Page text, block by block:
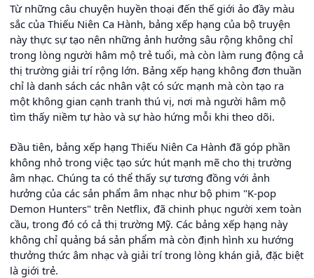
Từ những câu chuyện huyền thoại đến thế giới ảo đầy màu
sắc của Thiếu Niên Ca Hành, bảng xếp hạng của bộ truyện
này thực sự tạo nên những ảnh hưởng sâu rộng không chỉ
trong lòng người hâm mộ trẻ tuổi, mà còn làm rung động cả
thị trường giải trí rộng lớn. Bảng xếp hạng không đơn thuần
chỉ là danh sách các nhân vật có sức mạnh mà còn tạo ra
một không gian cạnh tranh thú vị, nơi mà người hâm mộ
tìm thấy niềm tự hào và sự hào hứng mỗi khi theo dõi.
Đầu tiên, bảng xếp hạng Thiếu Niên Ca Hành đã góp phần
không nhỏ trong việc tạo sức hút mạnh mẽ cho thị trường
âm nhạc. Chúng ta có thể thấy sự tương đồng với ảnh
hưởng của các sản phẩm âm nhạc như bộ phim "K-pop
Demon Hunters" trên Netflix, đã chinh phục người xem toàn
cầu, trong đó có cả thị trường Mỹ. Các bảng xếp hạng này
không chỉ quảng bá sản phẩm mà còn định hình xu hướng
thưởng thức âm nhạc và giải trí trong lòng khán giả, đặc biệt
là giới trẻ.